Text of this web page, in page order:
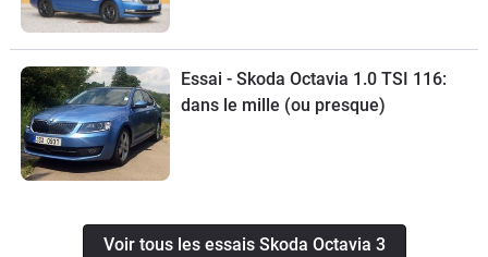
Essai - Skoda Octavia 1.0 TSI 116:
dans le mille (ou presque)
Voir tous les essais Skoda Octavia 3